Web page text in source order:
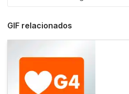
GIF relacionados